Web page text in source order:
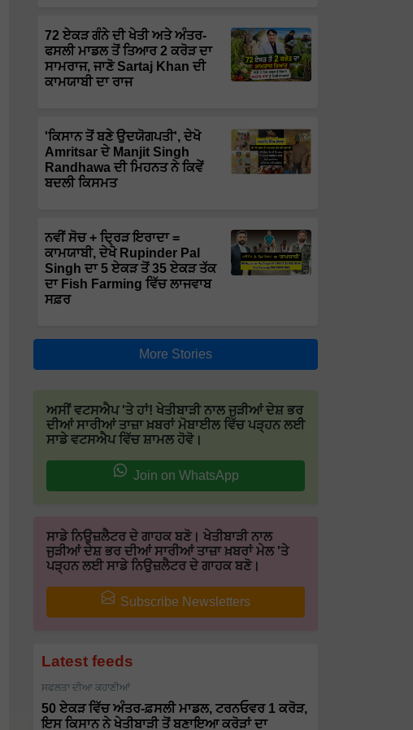
72 ਏਕੜ ਗੰਨੇ ਦੀ ਖੇਤੀ ਅਤੇ ਅੰਤਰ-
ਫਸਲੀ ਮਾਡਲ ਤੋਂ ਤਿਆਰ 2 ਕਰੋੜ ਦਾ
ਸਾਮਰਾਜ, ਜਾਣੋ Sartaj Khan ਦੀ
ਕਾਮਯਾਬੀ ਦਾ ਰਾਜ
'ਕਿਸਾਨ ਤੋਂ ਬਣੇ ਉਦਯੋਗਪਤੀ', ਦੇਖੋ
Amritsar ਦੇ Manjit Singh
Randhawa ਦੀ ਮਿਹਨਤ ਨੇ ਕਿਵੇਂ
ਬਦਲੀ ਕਿਸਮਤ
ਨਵੀਂ ਸੋਚ + ਦ੍ਰਿੜ ਇਰਾਦਾ =
ਕਾਮਯਾਬੀ, ਦੇਖੋ Rupinder Pal
Singh ਦਾ 5 ਏਕੜ ਤੋਂ 35 ਏਕੜ ਤੱਕ
ਦਾ Fish Farming ਵਿੱਚ ਲਾਜਵਾਬ
ਸਫ਼ਰ
More Stories
ਅਸੀਂ ਵਟਸਐਪ 'ਤੇ ਹਾਂ! ਖੇਤੀਬਾੜੀ ਨਾਲ ਜੁੜੀਆਂ ਦੇਸ਼ ਭਰ
ਦੀਆਂ ਸਾਰੀਆਂ ਤਾਜ਼ਾ ਖ਼ਬਰਾਂ ਮੋਬਾਈਲ ਵਿੱਚ ਪੜ੍ਹਨ ਲਈ
ਸਾਡੇ ਵਟਸਐਪ ਵਿੱਚ ਸ਼ਾਮਲ ਹੋਵੋ।
Join on WhatsApp
ਸਾਡੇ ਨਿਉਜ਼ਲੈਟਰ ਦੇ ਗਾਹਕ ਬਣੋ। ਖੇਤੀਬਾੜੀ ਨਾਲ
ਜੁੜੀਆਂ ਦੇਸ਼ ਭਰ ਦੀਆਂ ਸਾਰੀਆਂ ਤਾਜ਼ਾ ਖ਼ਬਰਾਂ ਮੇਲ 'ਤੇ
ਪੜ੍ਹਨ ਲਈ ਸਾਡੇ ਨਿਉਜ਼ਲੈਟਰ ਦੇ ਗਾਹਕ ਬਣੋ।
Subscribe Newsletters
Latest feeds
ਸਫਲਤਾ ਦੀਆ ਕਹਾਣੀਆਂ
50 ਏਕੜ ਵਿੱਚ ਅੰਤਰ-ਫ਼ਸਲੀ ਮਾਡਲ, ਟਰਨਓਵਰ 1 ਕਰੋੜ,
ਇਸ ਕਿਸਾਨ ਨੇ ਖੇਤੀਬਾੜੀ ਤੋਂ ਬਣਾਇਆ ਕਰੋੜਾਂ ਦਾ